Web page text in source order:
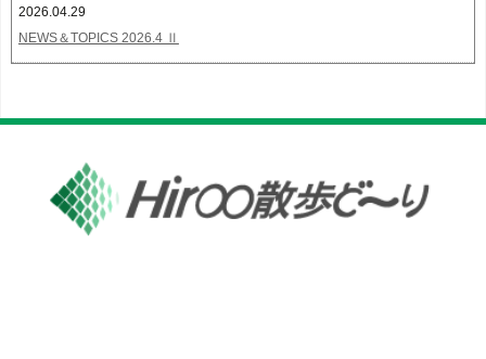
2026.04.29
NEWS＆TOPICS 2026.4 Ⅱ